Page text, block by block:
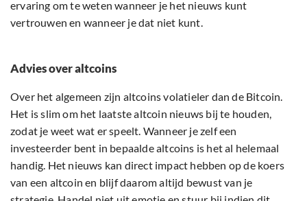
ervaring om te weten wanneer je het nieuws kunt
vertrouwen en wanneer je dat niet kunt.
Advies over altcoins
Over het algemeen zijn altcoins volatieler dan de Bitcoin.
Het is slim om het laatste altcoin nieuws bij te houden,
zodat je weet wat er speelt. Wanneer je zelf een
investeerder bent in bepaalde altcoins is het al helemaal
handig. Het nieuws kan direct impact hebben op de koers
van een altcoin en blijf daarom altijd bewust van je